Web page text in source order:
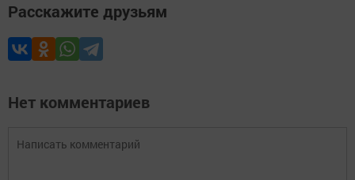
Расскажите друзьям
Нет комментариев